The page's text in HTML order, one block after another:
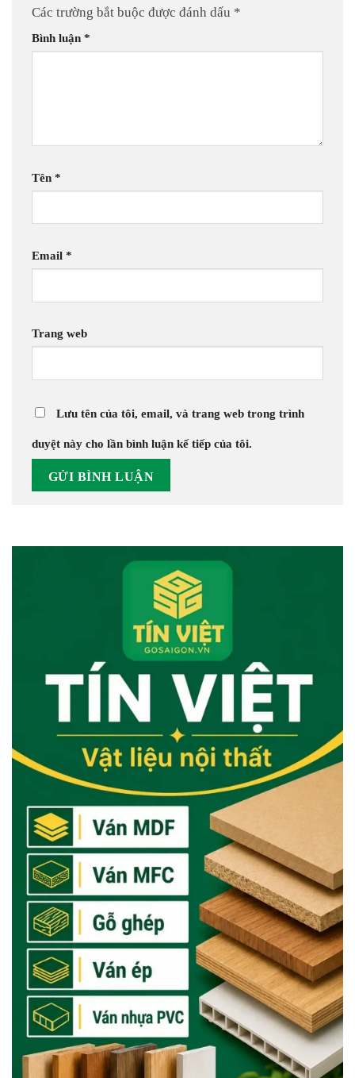
Các trường bắt buộc được đánh dấu *
Bình luận *
Tên *
Email *
Trang web
Lưu tên của tôi, email, và trang web trong trình
duyệt này cho lần bình luận kế tiếp của tôi.